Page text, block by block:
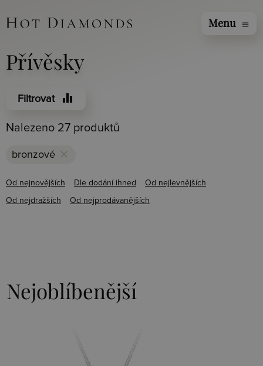
Menu menu
Přívěsky
Filtrovat equalizer
Nalezeno 27 produktů
bronzové clear
Od nejnovějších Dle dodání ihned Od nejlevnějších
Od nejdražších Od nejprodávanějších
Nejoblíbenější